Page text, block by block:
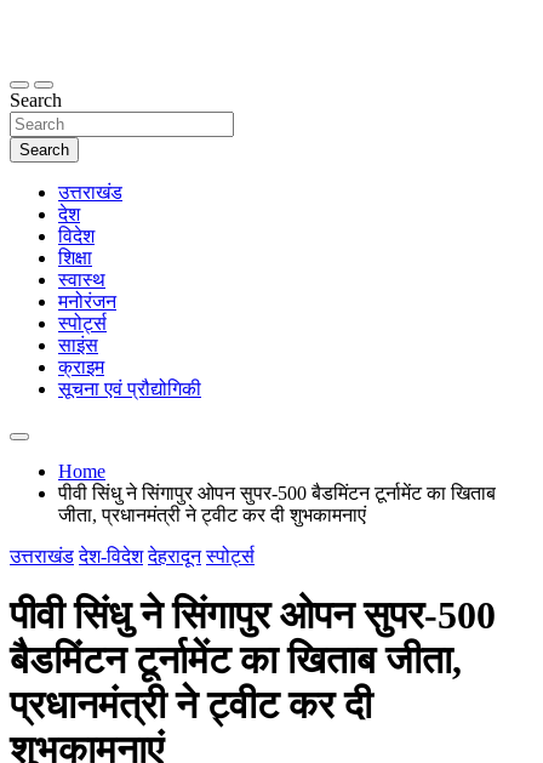
thetoptennews.com
Search
Search
उत्तराखंड
देश
विदेश
शिक्षा
स्वास्थ
मनोरंजन
स्पोर्ट्स
साइंस
क्राइम
सूचना एवं प्रौद्योगिकी
Home
पीवी सिंधु ने सिंगापुर ओपन सुपर-500 बैडमिंटन टूर्नामेंट का खिताब
जीता, प्रधानमंत्री ने ट्वीट कर दी शुभकामनाएं
उत्तराखंड देश-विदेश देहरादून स्पोर्ट्स
पीवी सिंधु ने सिंगापुर ओपन सुपर-500
बैडमिंटन टूर्नामेंट का खिताब जीता,
प्रधानमंत्री ने ट्वीट कर दी
शुभकामनाएं